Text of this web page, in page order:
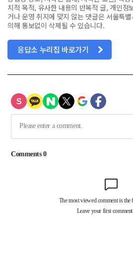
치적 목적, 유사한 내용의 반복적 글, 개인정
거나 운영 취지에 맞지 않는 댓글은 서울특
의해 통보없이 삭제될 수 있습니다.
응답소 누리집 바로가기